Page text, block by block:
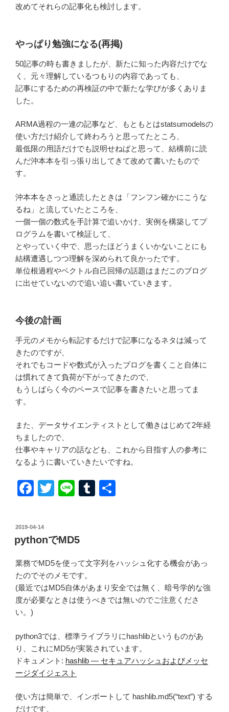
改めてそれらの記事化も検討します。
やっぱり勉強になる(再掲)
50記事の時も書きましたが、新たに知った内容だけでな
く、元々理解しているつもりの内容であっても、
記事にするための再検証の中で新たな学びが多くありま
した。
ARMA過程の一連の記事など、もともとはstatsumodelsの
使い方だけ紹介して終わろうと思ってたところ、
最低限の用語だけでも説明せねばと思って、結構前に読
んだ沖本本を引っ張り出してきて改めて書いたもので
す。
沖本本をさっと通読したときは「フンフン確かにこうな
るね」と流していたところを、
一個一個の数式を手計算で追いかけ、実例を構築してプ
ログラムを書いて検証して、
とやっていく中で、思ったほどうまくいかないことにも
結構遭遇しつつ理解を深められて良かったです。
単位根過程やベクトル自己回帰の話題はまだこのブログ
に出せていないので追い追い書いていきます。
今後の計画
手元のメモから転記するだけで記事になるネタは減って
きたのですが、
それでもコードや数式が入ったブログを書くこと自体に
は慣れてきて負荷が下がってきたので、
もうしばらく今のペースで記事を書きたいと思ってま
す。
また、データサイエンティストとして働きはじめて2年経
ちましたので、
仕事やキャリアの話なども、これから目指す人の参考に
なるように書いていきたいですね。
F
c
e
o
o
k
T
er
Li
T
投
日:
2019-04-14
pythonでMD5
業務でMD5を使って文字列をハッシュ化する機会があっ
たのでそのメモです。
(最近ではMD5自体があまり安全では無く、暗号学的な強
度が必要なときは使うべきでは無いのでご注意くださ
い。)
python3では、標準ライブラリにhashlibというものがあ
り、これにMD5が実装されています。
ドキュメント: hashlib — セキュアハッシュおよびメッセ
ージダイジェスト
使い方は簡単で、インポートして hashlib.md5(“text”) する
だけです、